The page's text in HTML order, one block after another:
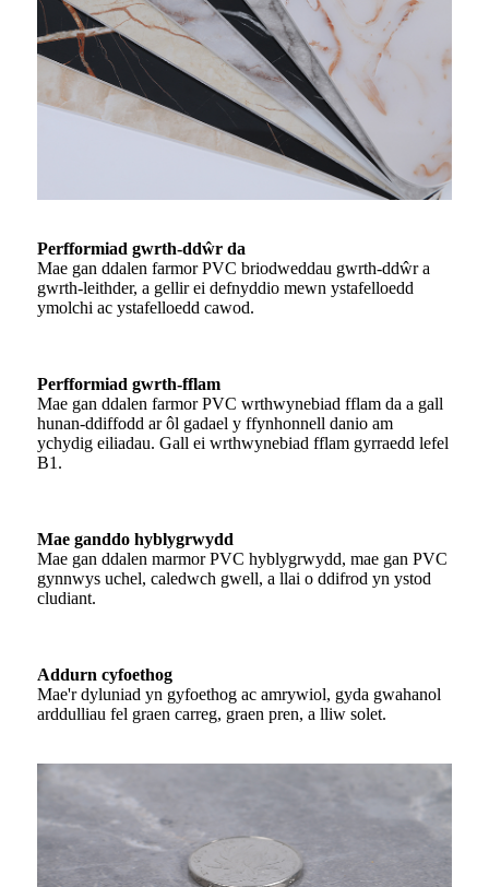
Perfformiad gwrth-ddŵr da
Mae gan ddalen farmor PVC briodweddau gwrth-ddŵr a
gwrth-leithder, a gellir ei defnyddio mewn ystafelloedd
ymolchi ac ystafelloedd cawod.
Perfformiad gwrth-fflam
Mae gan ddalen farmor PVC wrthwynebiad fflam da a gall
hunan-ddiffodd ar ôl gadael y ffynhonnell danio am
ychydig eiliadau. Gall ei wrthwynebiad fflam gyrraedd lefel
B1.
Mae ganddo hyblygrwydd
Mae gan ddalen marmor PVC hyblygrwydd, mae gan PVC
gynnwys uchel, caledwch gwell, a llai o ddifrod yn ystod
cludiant.
Addurn cyfoethog
Mae'r dyluniad yn gyfoethog ac amrywiol, gyda gwahanol
arddulliau fel graen carreg, graen pren, a lliw solet.